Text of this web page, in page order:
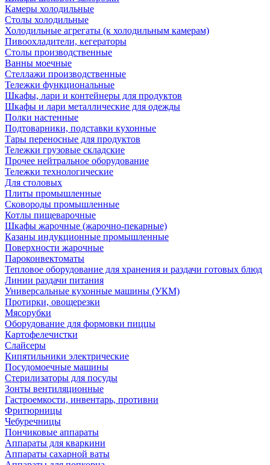
Камеры холодильные
Столы холодильные
Холодильные агрегаты (к холодильным камерам)
Пивоохладители, кегераторы
Столы производственные
Ванны моечные
Стеллажи производственные
Тележки функциональные
Шкафы, лари и контейнеры для продуктов
Шкафы и лари металлические для одежды
Полки настенные
Подтоварники, подставки кухонные
Тары переносные для продуктов
Тележки грузовые складские
Прочее нейтральное оборудование
Тележки технологические
Для столовых
Плиты промышленные
Сковороды промышленные
Котлы пищеварочные
Шкафы жарочные (жарочно-пекарные)
Казаны индукционные промышленные
Поверхности жарочные
Пароконвектоматы
Тепловое оборудование для хранения и раздачи готовых блюд
Линии раздачи питания
Универсальные кухонные машины (УКМ)
Протирки, овощерезки
Мясорубки
Оборудование для формовки пиццы
Картофелечистки
Слайсеры
Кипятильники электрические
Посудомоечные машины
Стерилизаторы для посуды
Зонты вентиляционные
Гастроемкости, инвентарь, противни
Фритюрницы
Чебуречницы
Пончиковые аппараты
Аппараты для кваркини
Аппараты сахарной ваты